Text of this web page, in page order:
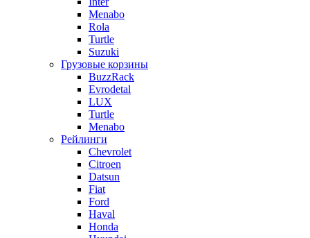
Menabo
Rola
Turtle
Suzuki
Грузовые корзины
BuzzRack
Evrodetal
LUX
Turtle
Menabo
Рейлинги
Chevrolet
Citroen
Datsun
Fiat
Ford
Haval
Honda